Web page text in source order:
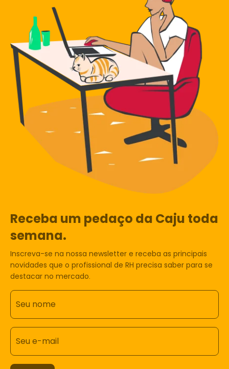
Receba um pedaço da Caju toda
semana.
Inscreva-se na nossa newsletter e receba as principais
novidades que o profissional de RH precisa saber para se
destacar no mercado.
Seu nome
Seu e-mail